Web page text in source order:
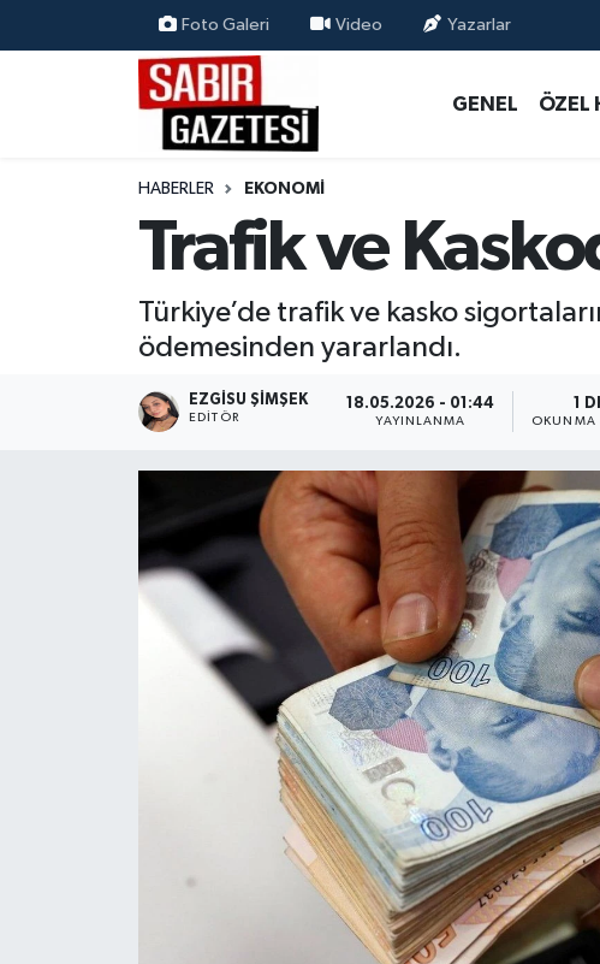
Foto Galeri Video Yazarlar
GENEL ÖZEL
HABERLER EKONOMI
Trafik ve
Türkiye’de trafik ve kasko
ödemesinden yararlandı.
EZGISU ŞIMŞEK
EDITÖR
18.05.2026 - 01:44
YAYINLANMA
1
OKUNMA
ÖZEL HABER
MAGAZİN
EKONOMİ
Osmaniye Nöbetçi Eczaneler
Osmaniye Hava Durumu
Osmaniye Trafik Yoğunluk Haritası
Süper Lig Puan Durumu ve Fikstür
Tüm Manşetler
Son Dakika Haberleri